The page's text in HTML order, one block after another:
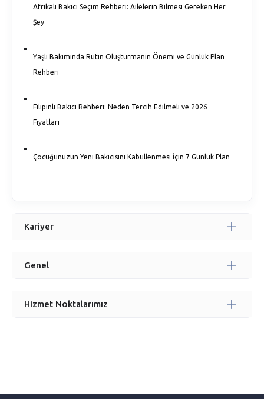
Afrikalı Bakıcı Seçim Rehberi: Ailelerin Bilmesi Gereken Her
Şey
Yaşlı Bakımında Rutin Oluşturmanın Önemi ve Günlük Plan
Rehberi
Filipinli Bakıcı Rehberi: Neden Tercih Edilmeli ve 2026
Fiyatları
Çocuğunuzun Yeni Bakıcısını Kabullenmesi İçin 7 Günlük Plan
Özellik
Kariyer
Genel
Hizmet Noktalarımız